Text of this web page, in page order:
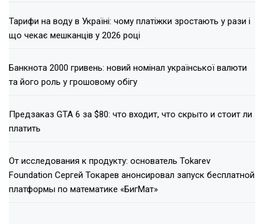
Тарифи на воду в Україні: чому платіжки зростають у рази і
що чекає мешканців у 2026 році
Банкнота 2000 гривень: новий номінал української валюти
та його роль у грошовому обігу
Предзаказ GTA 6 за $80: что входит, что скрыто и стоит ли
платить
От исследования к продукту: основатель Tokarev
Foundation Сергей Токарев анонсировал запуск бесплатной
платформы по математике «БигМат»